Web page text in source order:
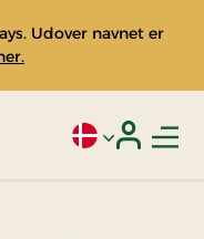
Udover navnet er
Aktivt sprog: